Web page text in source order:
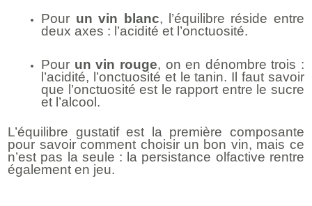
Pour un vin blanc, l’équilibre réside entre
deux axes : l’acidité et l’onctuosité.
Pour un vin rouge, on en dénombre trois :
l’acidité, l’onctuosité et le tanin. Il faut savoir
que l’onctuosité est le rapport entre le sucre
et l’alcool.
L’équilibre gustatif est la première composante
pour savoir comment choisir un bon vin, mais ce
n’est pas la seule : la persistance olfactive rentre
également en jeu.